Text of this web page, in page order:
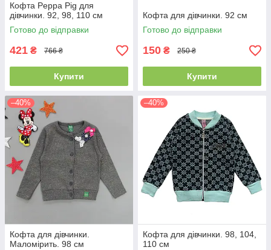
Кофта Peppa Pig для
дівчинки. 92, 98, 110 см
Готово до відправки
421 ₴ 766 ₴
Купити
Кофта для дівчинки. 92 см
Готово до відправки
150 ₴ 250 ₴
Купити
–40%
Кофта для дівчинки.
Маломірить. 98 см
–40%
Кофта для дівчинки. 98, 104,
110 см